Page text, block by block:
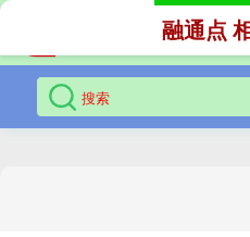
融通点